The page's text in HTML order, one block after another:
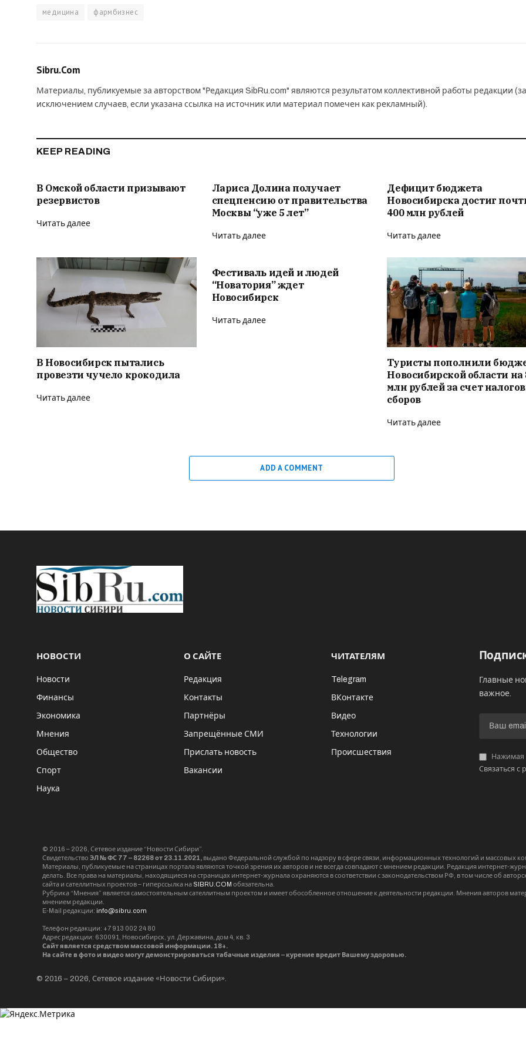
медицина фармбизнес
Sibru.Com
Материалы, публикуемые за авторством "Редакция SibRu.com" являются результатом коллективной работы редакции (за
исключением случаев, если указана ссылка на источник или материал помечен как рекламный).
KEEP READING
В Омской области призывают
резервистов
Читать далее
Лариса Долина получает
спецпенсию от правительства
Москвы “уже 5 лет”
Читать далее
Дефицит бюджета
Новосибирска достиг
400 млн рублей
Читать далее
В Новосибирск пытались
провезти чучело крокодила
Читать далее
Фестиваль идей и людей
“Новатория” ждет
Новосибирск
Читать далее
Туристы пополнили
Новосибирской области на
млн рублей за счет
сборов
Читать далее
ADD A COMMENT
НОВОСТИ
Новости
Финансы
Экономика
Мнения
Общество
Спорт
Наука
О САЙТЕ
Редакция
Контакты
Партнёры
Запрещённые СМИ
Прислать новость
Вакансии
ЧИТАТЕЛЯМ
Telegram
ВКонтакте
Видео
Технологии
Происшествия
Главные
важное.
Нажимая
Связаться с
© 2016 – 2026, Сетевое издание “Новости Сибири”.
Свидетельство ЭЛ № ФС 77 – 82268 от 23.11.2021, выдано Федеральной службой по надзору в сфере связи, информационных технологий и массовых
Материалы, публикуемые на страницах портала являются точкой зрения их авторов и не всегда совпадают с мнением редакции. Редакция интернет-
делать. Все права на материалы, находящиеся на страницах интернет-журнала охраняются в соответствии с законодательством РФ, в том числе об
сайта и сателлитных проектов – гиперссылка на SIBRU.COM обязательна.
Рубрика “Мнения” является самостоятельным сателлитным проектом и имеет обособленное отношение к деятельности редакции. Мнения авторов
мнением редакции.
E-Mail редакции: info@sibru.com
Телефон редакции: +7 913 002 24 80
Адрес редакции: 630091, Новосибирск, ул. Державина, дом 4, кв. 3
Сайт является средством массовой информации. 18+.
На сайте в фото и видео могут демонстрироваться табачные изделия – курение вредит Вашему здоровью.
© 2016 – 2026, Сетевое издание «Новости Сибири».